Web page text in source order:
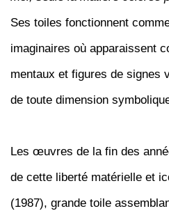
Ses toiles fonctionnent
imaginaires où apparaissent
mentaux et figures de signes
de toute dimension
Les œuvres de la fin des
de cette liberté matérielle et
(1987), grande toile